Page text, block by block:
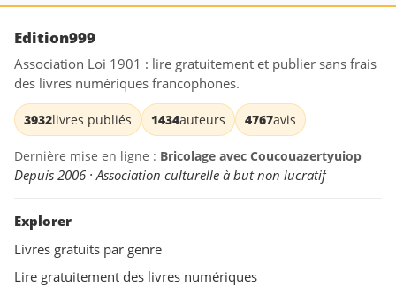
Edition999
Association Loi 1901 : lire gratuitement et publier sans frais
des livres numériques francophones.
3932livres publiés 1434auteurs 4767avis
Dernière mise en ligne : Bricolage avec Coucouazertyuiop
Depuis 2006 · Association culturelle à but non lucratif
Explorer
Livres gratuits par genre
Lire gratuitement des livres numériques